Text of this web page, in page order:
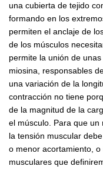
una cubierta de tejido
formando en los
permiten el anclaje de
de los músculos
permite la unión de
miosina, responsables
una variación de la
contracción no tiene
de la magnitud de la
el músculo. Para que
la tensión muscular
o menor acortamiento,
musculares que